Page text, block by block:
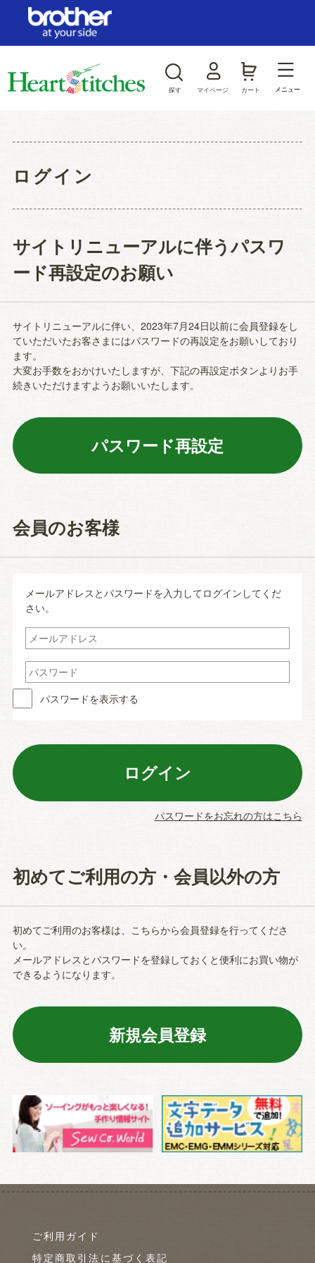
探す マイページ カート メニュー
ログイン
サイトリニューアルに伴うパスワ
ード再設定のお願い
サイトリニューアルに伴い、2023年7月24日以前に会員登録をし
ていただいたお客さまにはパスワードの再設定をお願いしており
ます。
大変お手数をおかけいたしますが、下記の再設定ボタンよりお手
続きいただけますようお願いいたします。
会員のお客様
メールアドレスとパスワードを入力してログインしてくだ
さい。
パスワードを表示する
パスワードをお忘れの方はこちら
初めてご利用の方・会員以外の方
初めてご利用のお客様は、こちらから会員登録を行ってくださ
い。
メールアドレスとパスワードを登録しておくと便利にお買い物が
できるようになります。
ご利用ガイド
特定商取引法に基づく表記
ログイン/新規会員登録